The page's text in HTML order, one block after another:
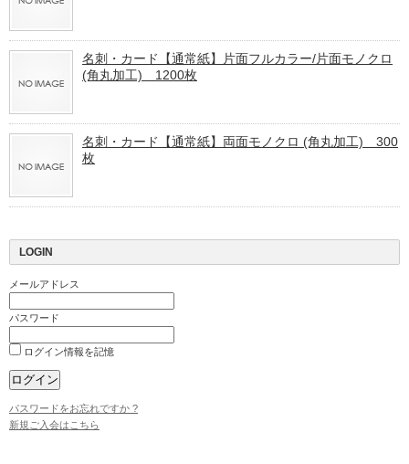
名刺・カード【通常紙】片面フルカラー/片面モノクロ
(角丸加工) 1200枚
名刺・カード【通常紙】両面モノクロ (角丸加工) 300
枚
LOGIN
メールアドレス
パスワード
ログイン情報を記憶
パスワードをお忘れですか ?
新規ご入会はこちら